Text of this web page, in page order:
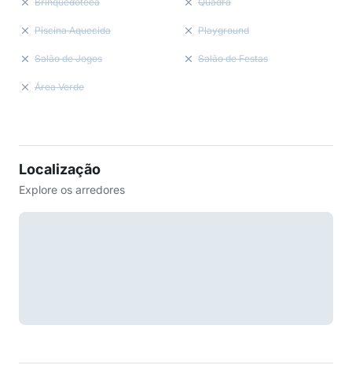
Piscina Aquecida Playground
Salão de Jogos Salão de Festas
Área Verde
Localização
Explore os arredores